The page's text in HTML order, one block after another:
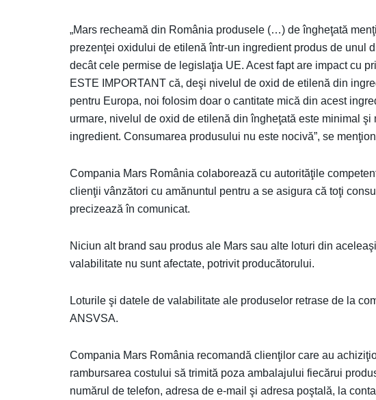
„Mars recheamă din România produsele (…) de îngheţată
prezenţei oxidului de etilenă într-un ingredient produs de unul
decât cele permise de legislaţia UE. Acest fapt are impact cu
ESTE IMPORTANT că, deşi nivelul de oxid de etilenă din
pentru Europa, noi folosim doar o cantitate mică din acest
urmare, nivelul de oxid de etilenă din îngheţată este minimal
ingredient. Consumarea produsului nu este nocivă”, se
Compania Mars România colaborează cu autorităţile
clienţii vânzători cu amănuntul pentru a se asigura că toţi
precizează în comunicat.
Niciun alt brand sau produs ale Mars sau alte loturi din
valabilitate nu sunt afectate, potrivit producătorului.
Loturile şi datele de valabilitate ale produselor retrase de la
ANSVSA.
Compania Mars România recomandă clienţilor care au
rambursarea costului să trimită poza ambalajului fiecărui
numărul de telefon, adresa de e-mail şi adresa poştală, la